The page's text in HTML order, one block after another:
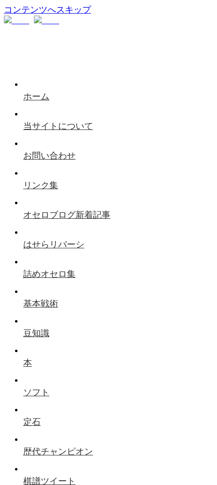
コンテンツへスキップ
ホーム
当サイトについて
お問い合わせ
リンク集
オセロブログ新着記事
はせらリバーシ
詰めオセロ集
基本戦術
豆知識
本
ソフト
定石
歴代チャンピオン
棋譜ツイート